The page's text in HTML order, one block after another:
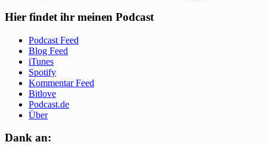
Hier findet ihr meinen Podcast
Podcast Feed
Blog Feed
iTunes
Spotify
Kommentar Feed
Bitlove
Podcast.de
Über
Dank an: